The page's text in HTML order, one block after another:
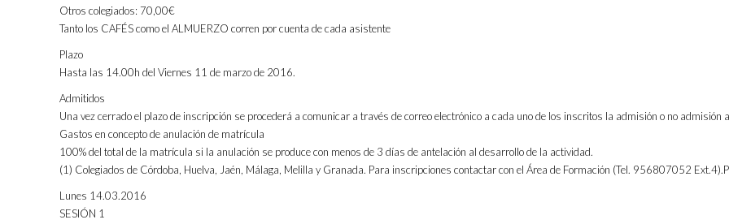
Otros colegiados: 70,00€
Tanto los CAFÉS como el ALMUERZO corren por cuenta de cada asistente
Plazo
Hasta las 14.00h del Viernes 11 de marzo de 2016.
Admitidos
Una vez cerrado el plazo de inscripción se procederá a comunicar a través de correo electrónico a cada uno de los inscritos la admisión o no admisión
Gastos en concepto de anulación de matrícula
100% del total de la matrícula si la anulación se produce con menos de 3 días de antelación al desarrollo de la actividad.
(1) Colegiados de Córdoba, Huelva, Jaén, Málaga, Melilla y Granada. Para inscripciones contactar con el Área de Formación (Tel. 956807052
Lunes 14.03.2016
SESIÓN 1